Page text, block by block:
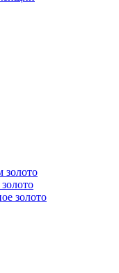
золото
золото